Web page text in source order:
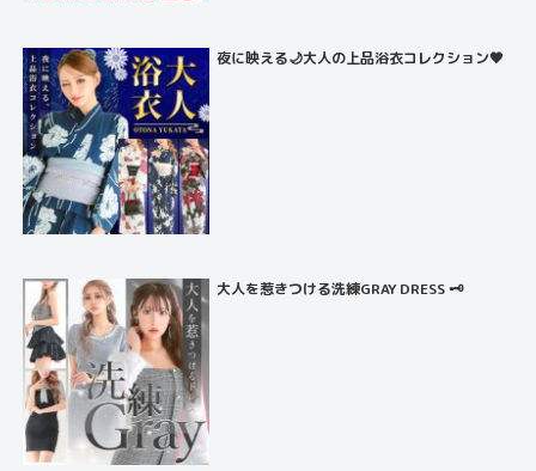
夜に映える🌙大人の上品浴衣コレクション🖤
大人を惹きつける洗練GRAY DRESS 🗝️